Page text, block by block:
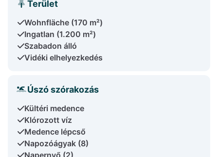
Terület
Wohnfläche (170 m²)
Ingatlan (1.200 m²)
Szabadon álló
Vidéki elhelyezkedés
Úszó szórakozás
Kültéri medence
Klórozott víz
Medence lépcső
Napozóágyak (8)
Napernyő (2)